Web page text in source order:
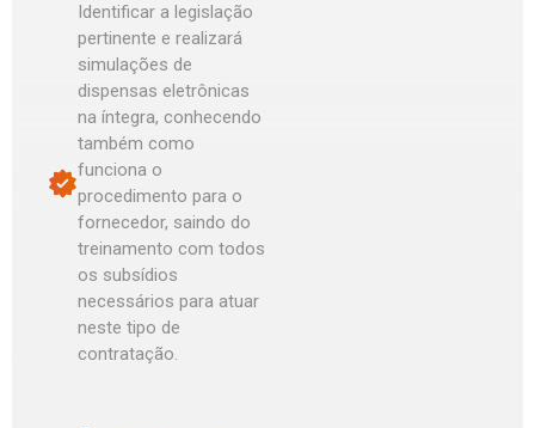
Identificar a legislação
pertinente e realizará
simulações de
dispensas eletrônicas
na íntegra, conhecendo
também como
funciona o
procedimento para o
fornecedor, saindo do
treinamento com todos
os subsídios
necessários para atuar
neste tipo de
contratação.